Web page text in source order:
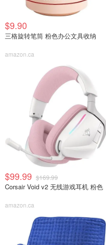
$9.90
三格旋转笔筒 粉色办公文具收纳
amazon.ca
$99.99 $169.99
Corsair Void v2 无线游戏耳机 粉色
amazon.ca